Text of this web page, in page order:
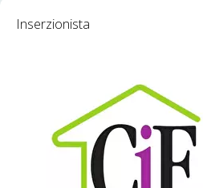
Inserzionista